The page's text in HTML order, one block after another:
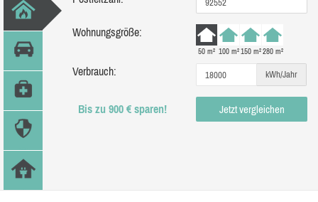
Wohnungsgröße:
50 m² 100 m²150 m²280 m²
Verbrauch: kWh/Jahr
Bis zu 900 € sparen! Jetzt vergleichen